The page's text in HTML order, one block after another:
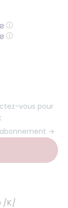
ⓘ
ⓘ
vous pour
→
/K/